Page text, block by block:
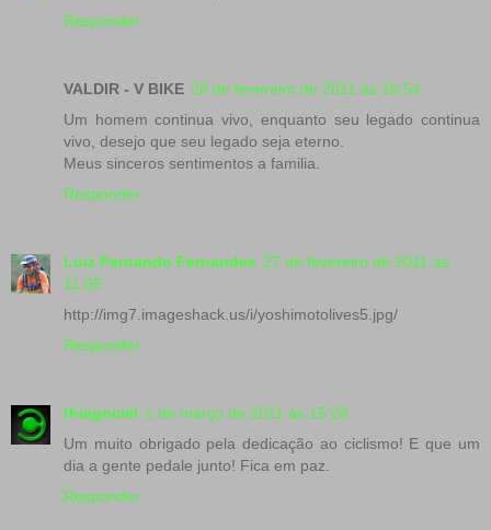
Responder
VALDIR - V BIKE 26 de fevereiro de 2011 às 16:54
Um homem continua vivo, enquanto seu legado continua
vivo, desejo que seu legado seja eterno.
Meus sinceros sentimentos a familia.
Responder
Luiz Fernando Fernandes 27 de fevereiro de 2011 às
11:05
http://img7.imageshack.us/i/yoshimotolives5.jpg/
Responder
thiagociel 1 de março de 2011 às 15:24
Um muito obrigado pela dedicação ao ciclismo! E que um
dia a gente pedale junto! Fica em paz.
Responder